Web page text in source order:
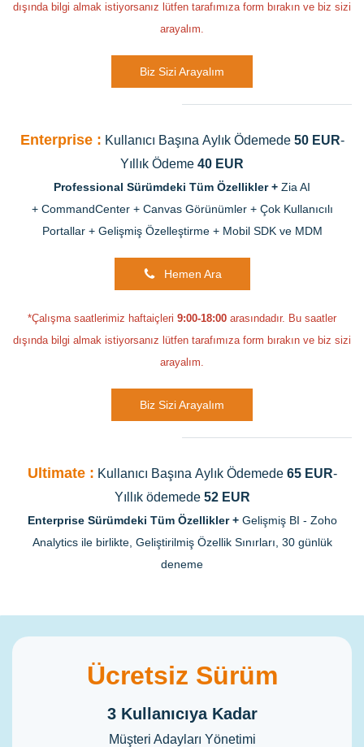
dışında bilgi almak istiyorsanız lütfen tarafımıza form bırakın ve biz sizi
arayalım.
Biz Sizi Arayalım
Enterprise : Kullanıcı Başına Aylık Ödemede 50 EUR-
Yıllık Ödeme 40 EUR
Professional Sürümdeki Tüm Özellikler + Zia AI
+ CommandCenter + Canvas Görünümler+ Çok Kullanıcılı
Portallar + Gelişmiş Özelleştirme + Mobil SDK ve MDM
Hemen Ara
*Çalışma saatlerimiz haftaiçleri 9:00-18:00 arasındadır. Bu saatler
dışında bilgi almak istiyorsanız lütfen tarafımıza form bırakın ve biz sizi
arayalım.
Biz Sizi Arayalım
Ultimate : Kullanıcı Başına Aylık Ödemede 65 EUR-
Yıllık ödemede 52 EUR
Enterprise Sürümdeki Tüm Özellikler+ Gelişmiş BI - Zoho
Analytics ile birlikte, Geliştirilmiş Özellik Sınırları, 30 günlük
deneme
Ücretsiz Sürüm
3 Kullanıcıya Kadar
Müşteri Adayları Yönetimi